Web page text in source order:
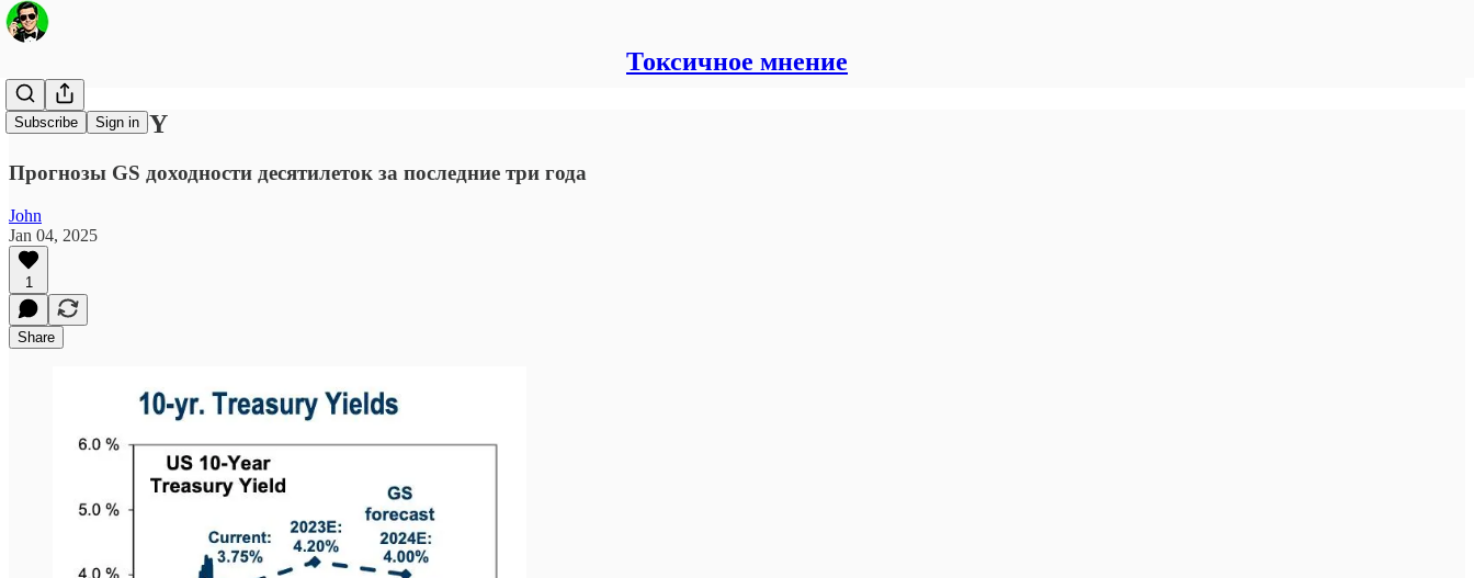
Токсичное мнение
Subscribe Sign in
GS + UST10Y
Прогнозы GS доходности десятилеток за последние три года
John
Jan 04, 2025
1
Share